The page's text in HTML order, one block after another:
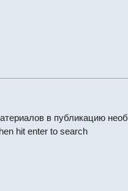
в публикацию
hit enter to search